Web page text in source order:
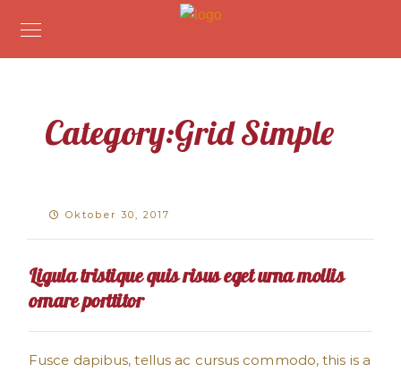
Category:Grid Simple
Oktober 30, 2017
Ligula tristique quis risus eget urna mollis
ornare porttitor
Fusce dapibus, tellus ac cursus commodo, this is a